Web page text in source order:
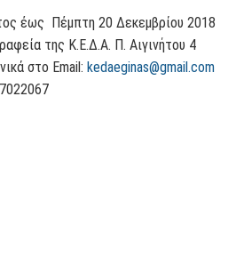
έως Πέμπτη 20 Δεκεμβρίου 2018
της Κ.Ε.Δ.Α. Π. Αιγινήτου 4
στο Email: kedaeginas@gmail.com